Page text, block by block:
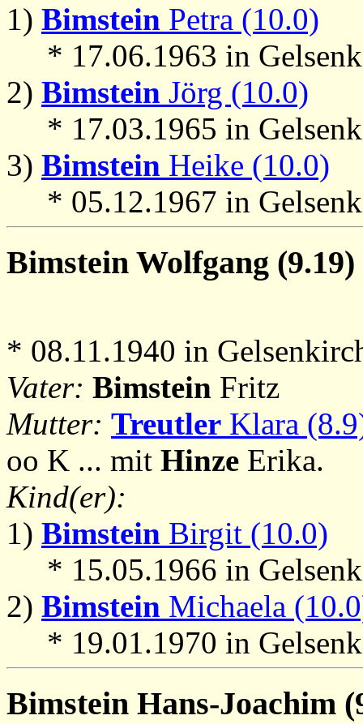
1) Bimstein Petra (10.0)
* 17.06.1963 in
2) Bimstein Jörg (10.0)
* 17.03.1965 in
3) Bimstein Heike (10.0)
* 05.12.1967 in
Bimstein Wolfgang (9.19)
* 08.11.1940 in
Vater: Bimstein Fritz
Mutter: Treutler Klara
oo K ... mit Hinze Erika.
Kind(er):
1) Bimstein Birgit (10.0)
* 15.05.1966 in
2) Bimstein Michaela
* 19.01.1970 in
Bimstein Hans-Joachim